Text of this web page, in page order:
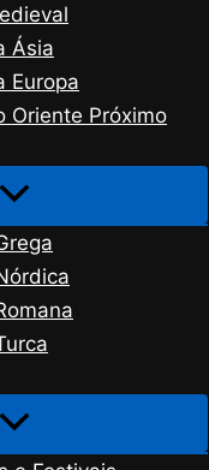
Ásia
Europa
Oriente Próximo